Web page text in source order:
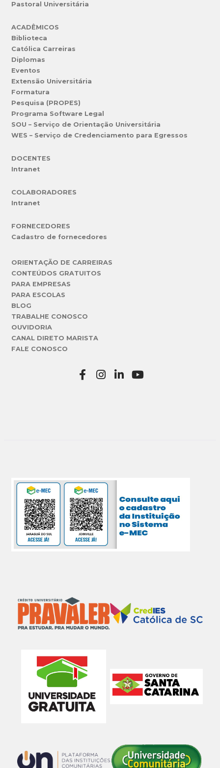
Pastoral Universitária
ACADÊMICOS
Biblioteca
Católica Carreiras
Diplomas
Eventos
Extensão Universitária
Formatura
Pesquisa (PROPES)
Programa Software Legal
SOU – Serviço de Orientação Universitária
WES – Serviço de Credenciamento para Egressos
DOCENTES
Intranet
COLABORADORES
Intranet
FORNECEDORES
Cadastro de fornecedores
ORIENTAÇÃO DE CARREIRAS
CONTEÚDOS GRATUITOS
PARA EMPRESAS
PARA ESCOLAS
BLOG
TRABALHE CONOSCO
OUVIDORIA
CANAL DIRETO MARISTA
FALE CONOSCO